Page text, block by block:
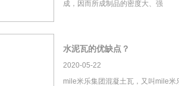
成，因而所成制品的密度大、强
水泥瓦的优缺点？
2020-05-22
mile米乐集团混凝土瓦，又叫mile米